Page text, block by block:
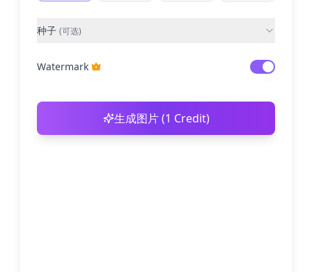
种子 (可选)
Watermark
生成图片 (1 Credit)